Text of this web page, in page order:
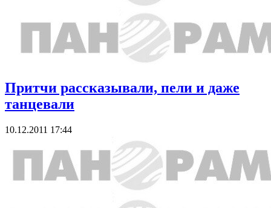
Притчи рассказывали, пели и даже
танцевали
10.12.2011 17:44